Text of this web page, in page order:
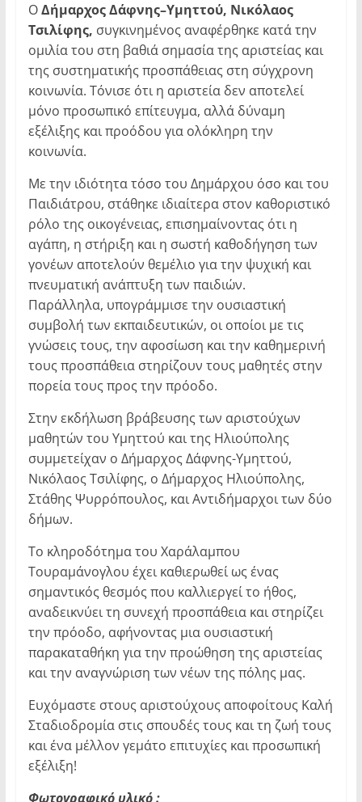
ΟΔήμαρχος Δάφνης–Υμηττού, Νικόλαος
Τσιλίφης, συγκινημένος αναφέρθηκε κατά την
ομιλία του στη βαθιά σημασία της αριστείας και
της συστηματικής προσπάθειας στη σύγχρονη
κοινωνία. Τόνισε ότι η αριστεία δεν αποτελεί
μόνο προσωπικό επίτευγμα, αλλά δύναμη
εξέλιξης και προόδου για ολόκληρη την
κοινωνία.
Με την ιδιότητα τόσο του Δημάρχου όσο και του
Παιδιάτρου, στάθηκε ιδιαίτερα στον καθοριστικό
ρόλο της οικογένειας, επισημαίνοντας ότι η
αγάπη, η στήριξη και η σωστή καθοδήγηση των
γονέων αποτελούν θεμέλιο για την ψυχική και
πνευματική ανάπτυξη των παιδιών.
Παράλληλα, υπογράμμισε την ουσιαστική
συμβολή των εκπαιδευτικών, οι οποίοι με τις
γνώσεις τους, την αφοσίωση και την καθημερινή
τους προσπάθεια στηρίζουν τους μαθητές στην
πορεία τους προς την πρόοδο.
Στην εκδήλωση βράβευσης των αριστούχων
μαθητών του Υμηττού και της Ηλιούπολης
συμμετείχαν ο Δήμαρχος Δάφνης-Υμηττού,
Νικόλαος Τσιλίφης, ο Δήμαρχος Ηλιούπολης,
Στάθης Ψυρρόπουλος, και Αντιδήμαρχοι των δύο
δήμων.
Το κληροδότημα του Χαράλαμπου
Τουραμάνογλου έχει καθιερωθεί ως ένας
σημαντικός θεσμός που καλλιεργεί το ήθος,
αναδεικνύει τη συνεχή προσπάθεια και στηρίζει
την πρόοδο, αφήνοντας μια ουσιαστική
παρακαταθήκη για την προώθηση της αριστείας
και την αναγνώριση των νέων της πόλης μας.
Ευχόμαστε στους αριστούχους αποφοίτους Καλή
Σταδιοδρομία στις σπουδές τους και τη ζωή τους
και ένα μέλλον γεμάτο επιτυχίες και προσωπική
εξέλιξη!
Φωτογραφικό υλικό :